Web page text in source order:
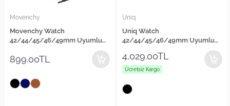
Movenchy
Movenchy Watch
42/44/45/46/49mm Uyumlu
899.00TL
Uniq
Uniq Watch
42/44/45/46/49mm Uyumlu
4,029.00TL
Ücretsiz Kargo